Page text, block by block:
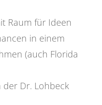
Raum für Ideen
in einem
(auch Florida
der Dr. Lohbeck